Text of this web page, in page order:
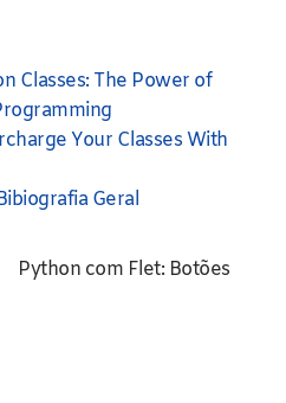
Classes: The Power of
Your Classes With
Geral
Python com Flet: Botões